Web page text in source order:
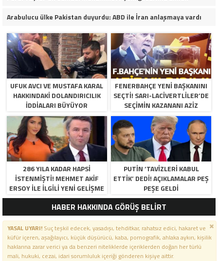
Arabulucu ülke Pakistan duyurdu: ABD ile İran anlaşmaya vardı
UFUK AVCI VE MUSTAFA KARAL
HAKKINDAKI DOLANDIRICILIK
İDDIALARI BÜYÜYOR
FENERBAHÇE YENI BAŞKANINI
SEÇTI! SARI-LACIVERTLILER’DE
SEÇIMIN KAZANANI AZIZ
YILDIRIM OLDU
286 YILA KADAR HAPSI
ISTENMIŞTI! MEHMET AKIF
ERSOY ILE ILGILI YENI GELIŞME
PUTIN ‘TAVIZLERI KABUL
ETTIK’ DEDI! AÇIKLAMALAR PEŞ
PEŞE GELDI
HABER HAKKINDA GÖRÜŞ BELİRT
YASAL UYARI!Suç teşkil edecek, yasadışı, tehditkar, rahatsız edici, hakaret ve
küfür içeren, aşağılayıcı, küçük düşürücü, kaba, pornografik, ahlaka aykırı, kişilik
haklarına zarar verici ya da benzeri niteliklerde içeriklerden doğan her türlü
mali, hukuki, cezai, idari sorumluluk içeriği gönderen kişiye aittir.